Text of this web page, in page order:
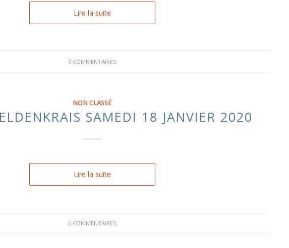
Lire la suite
0 COMMENTAIRES
NON CLASSÉ
SAMEDI 18 JANVIER 2020
Lire la suite
0 COMMENTAIRES